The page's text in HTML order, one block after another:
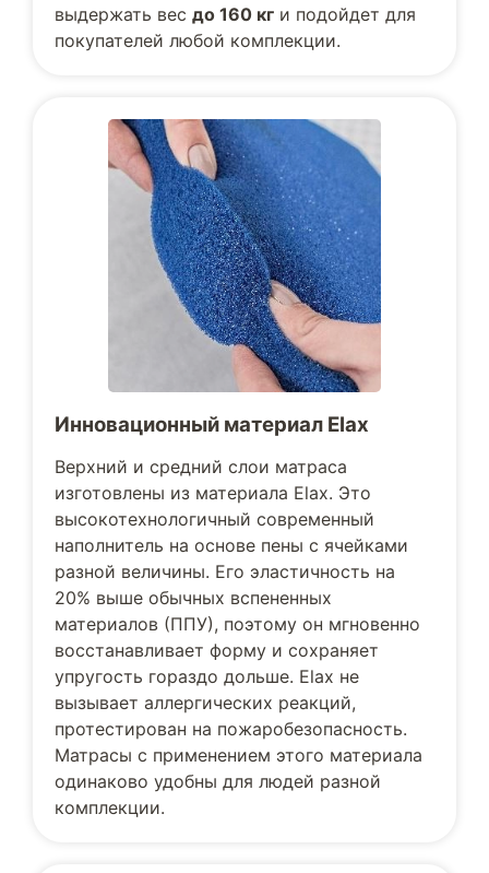
выдержать вес до 160 кг и подойдет для
покупателей любой комплекции.
Инновационный материал Elax
Верхний и средний слои матраса
изготовлены из материала Elax. Это
высокотехнологичный современный
наполнитель на основе пены с ячейками
разной величины. Его эластичность на
20% выше обычных вспененных
материалов (ППУ), поэтому он мгновенно
восстанавливает форму и сохраняет
упругость гораздо дольше. Elax не
вызывает аллергических реакций,
протестирован на пожаробезопасность.
Матрасы с применением этого материала
одинаково удобны для людей разной
комплекции.